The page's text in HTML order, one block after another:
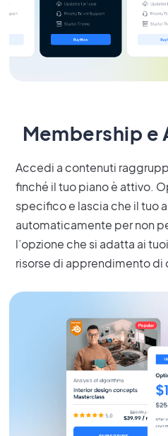
Membership e
Accedi a contenuti
finché il tuo piano è attivo.
specifico e lascia che il tuo
automaticamente per non
l’opzione che si adatta ai
risorse di apprendimento di